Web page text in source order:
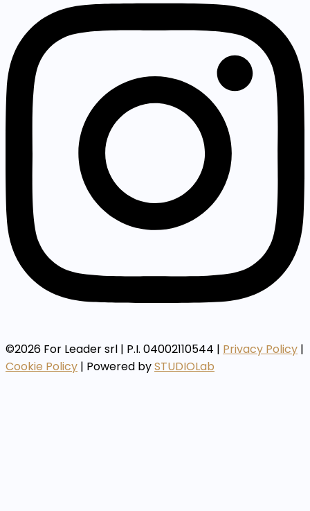
©2026 For Leader srl | P.I. 04002110544 | Privacy Policy |
Cookie Policy | Powered bySTUDIOLab